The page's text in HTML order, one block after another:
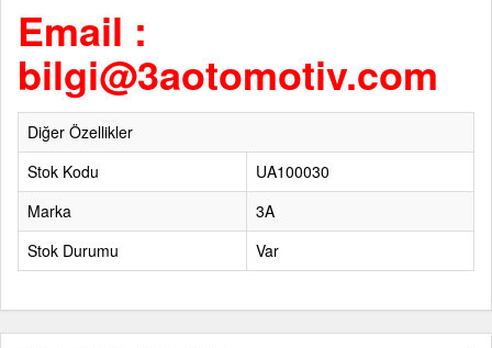
Email :
bilgi@3aotomotiv.com
Diğer Özellikler
Stok Kodu
UA100030
Marka
3A
Stok Durumu
Var